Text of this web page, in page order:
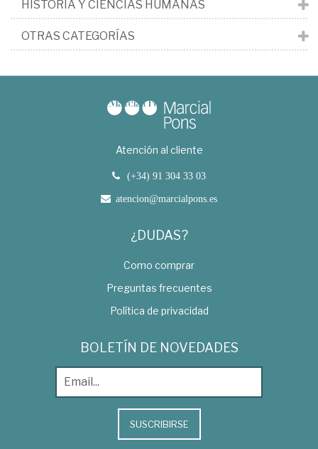
HISTORIA Y CIENCIAS HUMANAS
OTRAS CATEGORÍAS
Atención al cliente
(+34) 91 304 33 03
atencion@marcialpons.es
¿DUDAS?
Como comprar
Preguntas frecuentes
Política de privacidad
BOLETÍN DE NOVEDADES
SUSCRIBIRSE